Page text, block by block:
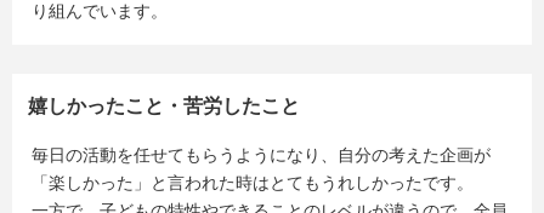
り組んでいます。
嬉しかったこと・苦労したこと
毎日の活動を任せてもらうようになり、自分の考えた企画が
「楽しかった」と言われた時はとてもうれしかったです。